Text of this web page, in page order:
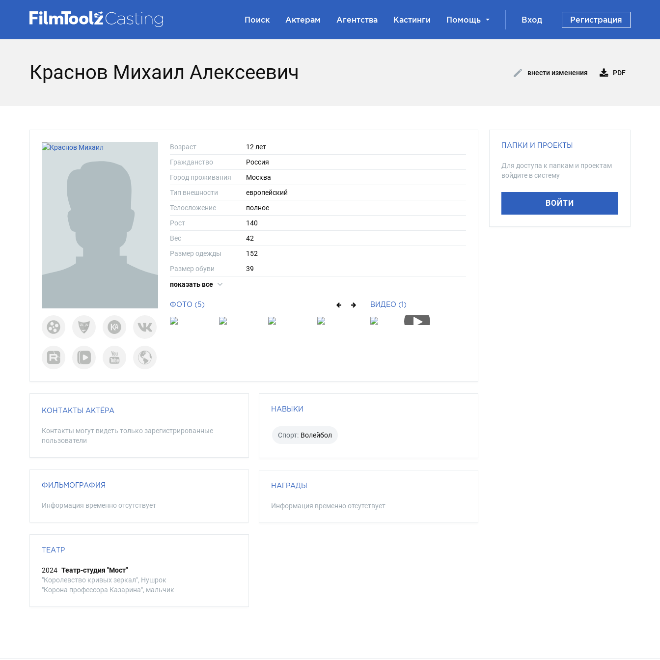
Поиск Актерам Агентства Кастинги Помощь Вход Регистрация
Краснов Михаил Алексеевич внести изменения PDF
Возраст
12 лет
Гражданство
Россия
Город проживания
Москва
Тип внешности
европейский
Телосложение
полное
Рост
140
Вес
42
Размер одежды
152
Размер обуви
39
Длина волос
показать все
ФОТО (5) ВИДЕО (1)
КОНТАКТЫ АКТЁРА
Контакты могут видеть только зарегистрированные
пользователи
ФИЛЬМОГРАФИЯ
Информация временно отсутствует
ТЕАТР
2024 Театр-студия "Мост"
"Королевство кривых зеркал", Нушрок
"Корона профессора Казарина", мальчик
НАВЫКИ
Спорт: Волейбол
НАГРАДЫ
Информация временно отсутствует
ПАПКИ И ПРОЕКТЫ
Для доступа к папкам и проектам
войдите в систему
ВОЙТИ